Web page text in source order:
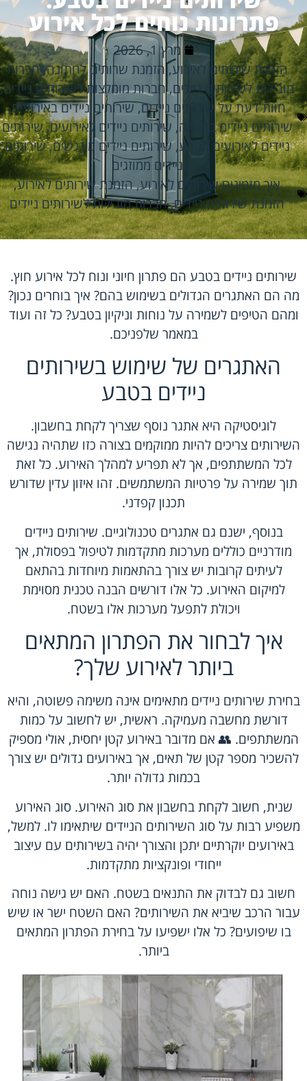
פתרונות נוחים לכל אירוע
מרץ 1, 2026
הזמנת שירותים לאירוע,הזמנת שרותים לחתונה,חברות
מובילות לשירותים ניידים,חברות מומלצות לשירותים ניידים,
חוות דעת על שירותים ניידים,שירותים ניידים באירועים,
שירותים ניידים בהנחה, שירותים ניידים לאירועים,שירותים
ניידים לאירועים בטבע,שירותים ניידים מונגשים,שירותים
ניידים ממוזגים
איך מזמינים שירותים לאירוע,הזמנת שירותים לאירוע,
הזמנת שירותים ניידים,חברות מובילות לשירותים ניידים
שירותים ניידים בטבע הם פתרון חיוני ונוח לכל אירוע חוץ.
מה הם האתגרים הגדולים בשימוש בהם? איך בוחרים נכון?
ומהם הטיפים לשמירה על נוחות וניקיון בטבע? כל זה ועוד
במאמר שלפניכם.
האתגרים של שימוש בשירותים
ניידים בטבע
לוגיסטיקה היא אתגר נוסף שצריך לקחת בחשבון.
השירותים צריכים להיות ממוקמים בצורה כזו שתהיה נגישה
לכל המשתתפים, אך לא תפריע למהלך האירוע. כל זאת
תוך שמירה על פרטיות המשתמשים. זהו איזון עדין שדורש
תכנון קפדני.
בנוסף, ישנם גם אתגרים טכנולוגיים. שירותים ניידים
מודרניים כוללים מערכות מתקדמות לטיפול בפסולת, אך
לעיתים קרובות יש צורך בהתאמות מיוחדות בהתאם
למיקום האירוע. כל אלו דורשים הבנה טכנית מסוימת
ויכולת לתפעל מערכות אלו בשטח.
איך לבחור את הפתרון המתאים
ביותר לאירוע שלך?
בחירת שירותים ניידים מתאימים אינה משימה פשוטה, והיא
דורשת מחשבה מעמיקה. ראשית, יש לחשוב על כמות
המשתתפים. 👥 אם מדובר באירוע קטן יחסית, אולי מספיק
להשכיר מספר קטן של תאים, אך באירועים גדולים יש צורך
בכמות גדולה יותר.
שנית, חשוב לקחת בחשבון את סוג האירוע. סוג האירוע
משפיע רבות על סוג השירותים הניידים שיתאימו לו. למשל,
באירועים יוקרתיים יתכן והצורך יהיה בשירותים עם עיצוב
ייחודי ופונקציות מתקדמות.
חשוב גם לבדוק את התנאים בשטח. האם יש גישה נוחה
עבור הרכב שיביא את השירותים? האם השטח ישר או שיש
בו שיפועים? כל אלו ישפיעו על בחירת הפתרון המתאים
ביותר.